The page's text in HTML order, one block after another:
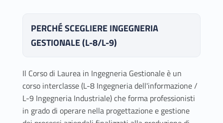
PERCHÉ SCEGLIERE INGEGNERIA
GESTIONALE (L-8/L-9)
Il Corso di Laurea in Ingegneria Gestionale è un
corso interclasse (L-8 Ingegneria dell'informazione /
L-9 Ingegneria Industriale) che forma professionisti
in grado di operare nella progettazione e gestione